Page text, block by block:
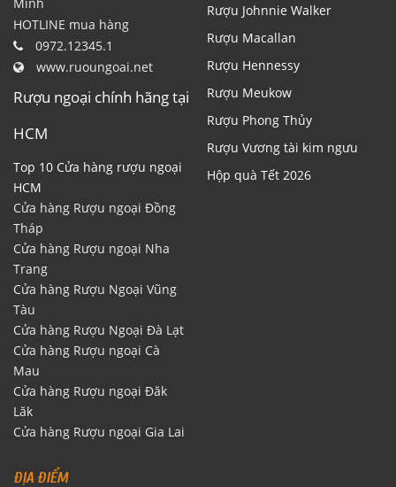
HOTLINE mua hàng
0972.12345.1
www.ruoungoai.net
Rượu ngoại chính hãng tại
HCM
Top 10 Cửa hàng rượu ngoại
HCM
Cửa hàng Rượu ngoại Đồng
Tháp
Cửa hàng Rượu ngoại Nha
Trang
Cửa hàng Rượu Ngoại Vũng
Tàu
Cửa hàng Rượu Ngoại Đà Lạt
Cửa hàng Rượu ngoại Cà
Mau
Cửa hàng Rượu ngoại Đăk
Lăk
Cửa hàng Rượu ngoại Gia Lai
Rượu Johnnie Walker
Rượu Macallan
Rượu Hennessy
Rượu Meukow
Rượu Phong Thủy
Rượu Vương tài kim ngưu
Hộp quà Tết 2026
ĐỊA ĐIỂM